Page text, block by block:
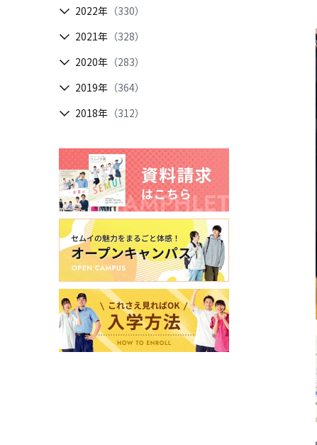
2022年 （330）
2021年 （328）
2020年 （283）
2019年 （364）
2018年 （312）